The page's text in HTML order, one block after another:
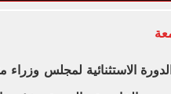
الاستثنائية لمجلس وزراء